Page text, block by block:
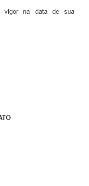
vigor na data de sua